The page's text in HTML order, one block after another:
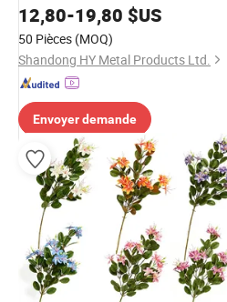
12,80-19,80 $US
50 Pièces (MOQ)
Shandong HY Metal Products Ltd.
Envoyer demande